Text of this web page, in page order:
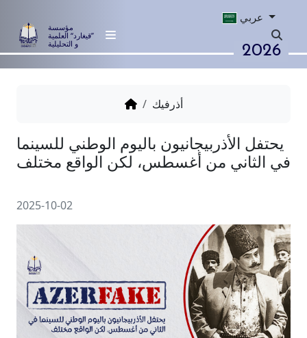
مؤسسة
”قيغارد“ العلمية
و التحليلية
عربي
2026
أذرفيك
باليوم الوطني للسينما
من أغسطس، لكن الواقع مختلف
2025-10-02